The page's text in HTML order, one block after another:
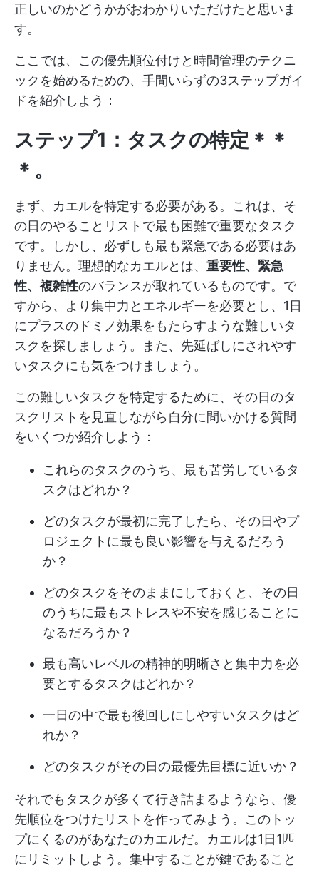
正しいのかどうかがおわかりいただけたと思いま
す。
ここでは、この優先順位付けと時間管理のテクニ
ックを始めるための、手間いらずの3ステップガイ
ドを紹介しよう：
ステップ1：タスクの特定＊＊
＊。
まず、カエルを特定する必要がある。これは、そ
の日のやることリストで最も困難で重要なタスク
です。しかし、必ずしも最も緊急である必要はあ
りません。理想的なカエルとは、 重要性、緊急
性、複雑性のバランスが取れているものです。で
すから、より集中力とエネルギーを必要とし、1日
にプラスのドミノ効果をもたらすような難しいタ
スクを探しましょう。また、先延ばしにされやす
いタスクにも気をつけましょう。
この難しいタスクを特定するために、その日のタ
スクリストを見直しながら自分に問いかける質問
をいくつか紹介しよう：
これらのタスクのうち、最も苦労しているタ
スクはどれか？
どのタスクが最初に完了したら、その日やプ
ロジェクトに最も良い影響を与えるだろう
か？
どのタスクをそのままにしておくと、その日
のうちに最もストレスや不安を感じることに
なるだろうか？
最も高いレベルの精神的明晰さと集中力を必
要とするタスクはどれか？
一日の中で最も後回しにしやすいタスクはど
れか？
どのタスクがその日の最優先目標に近いか？
それでもタスクが多くて行き詰まるようなら、優
先順位をつけたリストを作ってみよう。このトッ
プにくるのがあなたのカエルだ。カエルは1日1匹
にリミットしよう。集中することが鍵であること